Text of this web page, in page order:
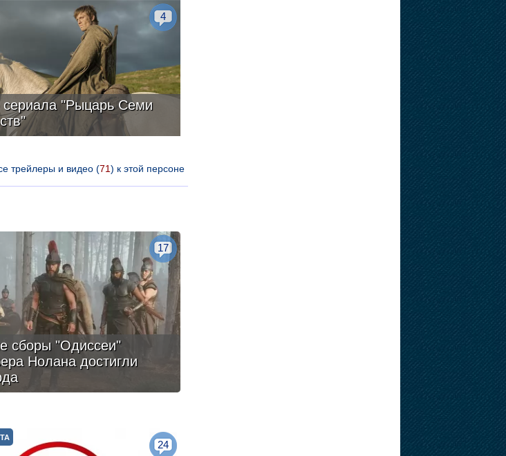
сериала "Рыцарь Семи
4
трейлеры и видео (71) к этой персоне
сборы "Одиссеи"
Нолана достигли
17
24